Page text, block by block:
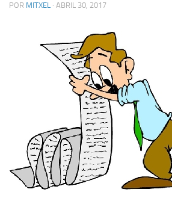
POR MITXEL · ABRIL 30, 2017